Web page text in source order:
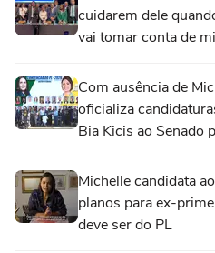
cuidarem dele
vai tomar conta de
Com ausência de
oficializa
Bia Kicis ao Senado
Michelle candidata
planos para ex-
deve ser do PL